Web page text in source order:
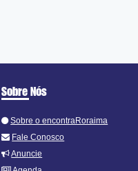
Sobre Nós
Sobre o encontraRoraima
Fale Conosco
Anuncie